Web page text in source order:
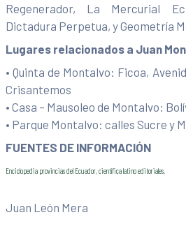
Regenerador, La Mercurial
Dictadura Perpetua, y Geometría
Lugares relacionados a Juan
• Quinta de Montalvo: Ficoa,
Crisantemos
• Casa – Mausoleo de Montalvo:
• Parque Montalvo: calles Sucre y
FUENTES DE INFORMACIÓN
Enciclopedia provincias del Ecuador, científica latino editoriales.
Juan León Mera